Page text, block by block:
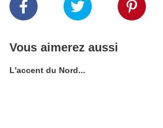
Vous aimerez aussi
L'accent du Nord...